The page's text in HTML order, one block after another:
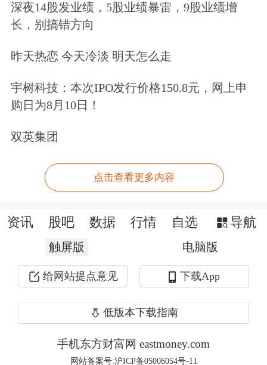
今日要闻
特朗普称美伊停火仍有效
据美国广播公司记者当地时间5月7日在
接受了电话采访，否认美军袭击伊朗意
味着停火结束。据称，特朗普表
示，“这只是轻轻地敲打敲打，停火还
在持续，依然有效”。
7.5万亿“终极蓝海”！中国机器人赛道
深夜14股发业绩，5股业绩暴雷，9股业绩增
长，别搞错方向
昨天热恋 今天冷淡 明天怎么走
宇树科技：本次IPO发行价格150.8元，网上申
购日为8月10日！
双英集团
点击查看更多内容
资讯 股吧 数据 行情 自选 导航
触屏版 电脑版
给网站提点意见 下载App
低版本下载指南
手机东方财富网 eastmoney.com
网站备案号:沪ICP备05006054号-11